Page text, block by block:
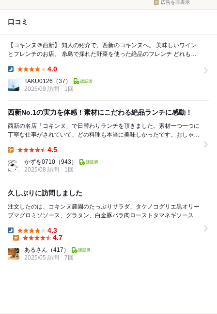
広告を非表示
口コミ
【コキンヌ＠西新】 知人の紹介で、西新のコキンヌへ。 美味しいワイン
とフレンチのお店。 糸島で採れた野菜を使った絶品のフレンチ どれも、
4.0
TAKU0126 （37）
2025/09 訪問
1回
西新No.1の実力を体感！素材にこだわる絶品ランチに感動！
西新の名店「コキンヌ」で日替わりランチを頂きました。素材一つ一つに
丁寧な仕事がされていて、どの料理も本当に美味しかったです。おしゃれ
4.5
かずを0710 （943）
2025/08 訪問
1回
久しぶりに訪問しました
注文したのは、コキンヌ農園のたっぷりサラダ、タケノコグリエ黒オリー
ブマグロミソソース、グラタン、白金豚バラ肉ローストタマネギソース、
Dinner:
4.3
4.7
あるさん （417）
2025/05 訪問
7回